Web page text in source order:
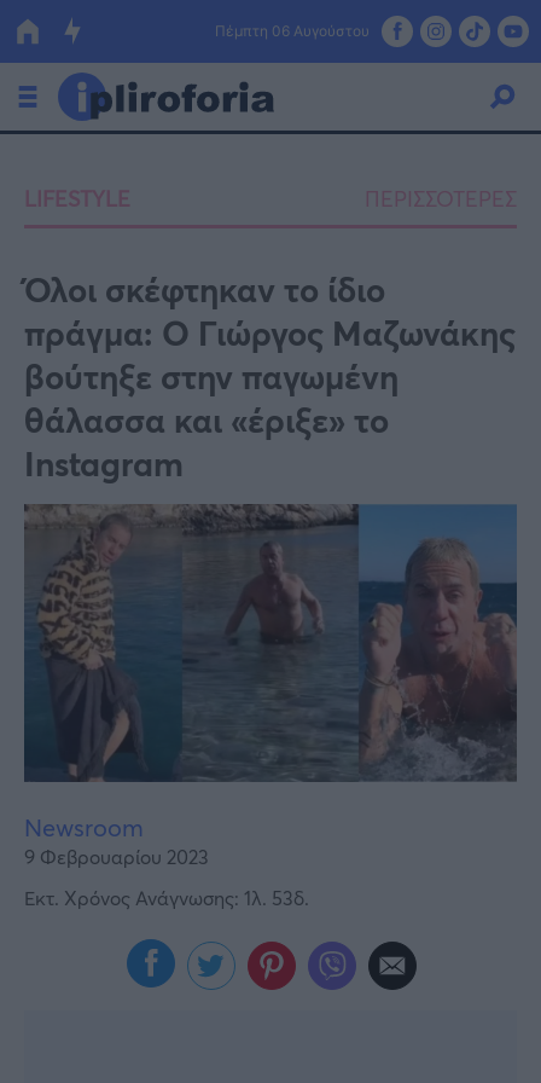
Πέμπτη 06 Αυγούστου
Οικονομία
Πολιτική
Τράπεζες
Επιδοτήσεις
ΕΣΠΑ
Κόσμος
Lifestyle
Αθλητικά
Υγεία
Γυναίκα
Καιρός
LIFESTYLE ΠΕΡΙΣΣΟΤΕΡΕΣ
Όλοι σκέφτηκαν το ίδιο
πράγμα: Ο Γιώργος Μαζωνάκης
βούτηξε στην παγωμένη
θάλασσα και «έριξε» το
Instagram
Newsroom
9 Φεβρουαρίου 2023
Εκτ. Χρόνος Ανάγνωσης: 1λ. 53δ.